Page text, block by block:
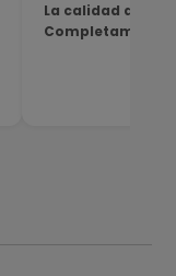
La calidad del
Completamente